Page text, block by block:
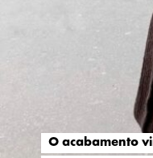
O acabamento
O acabamento